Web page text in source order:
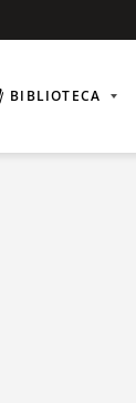
BIBLIOTECA